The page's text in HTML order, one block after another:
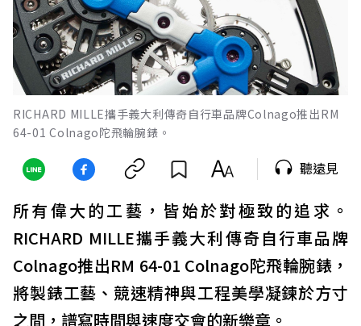
RICHARD MILLE攜手義大利傳奇自行車品牌Colnago推出RM
64-01 Colnago陀飛輪腕錶。
聽遠見
所有偉大的工藝，皆始於對極致的追求。
RICHARD MILLE攜手義大利傳奇自行車品牌
Colnago推出RM 64-01 Colnago陀飛輪腕錶，
將製錶工藝、競速精神與工程美學凝鍊於方寸
之間，譜寫時間與速度交會的新樂章。